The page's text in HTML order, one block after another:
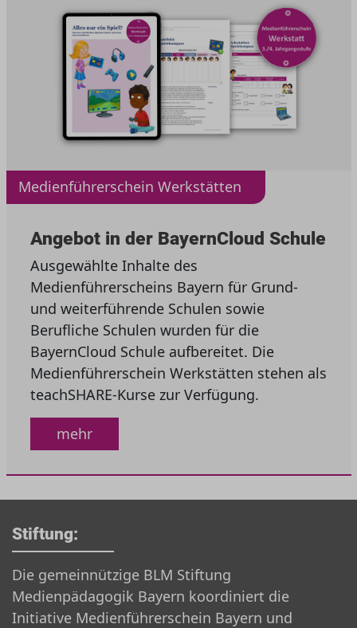
Medienführerschein Werkstätten
Angebot in der BayernCloud Schule
Ausgewählte Inhalte des
Medienführerscheins Bayern für Grund-
und weiterführende Schulen sowie
Berufliche Schulen wurden für die
BayernCloud Schule aufbereitet. Die
Medienführerschein Werkstätten stehen als
teachSHARE-Kurse zur Verfügung.
mehr
Stiftung:
Die gemeinnützige BLM Stiftung
Medienpädagogik Bayern koordiniert die
Initiative Medienführerschein Bayern und